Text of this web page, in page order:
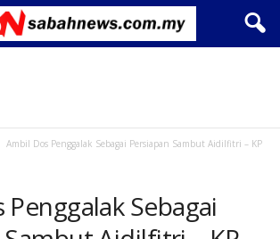
Ambil Dos Penggalak Sebagai Persiapan Sambut Aidilfitri – KP
Sebagai